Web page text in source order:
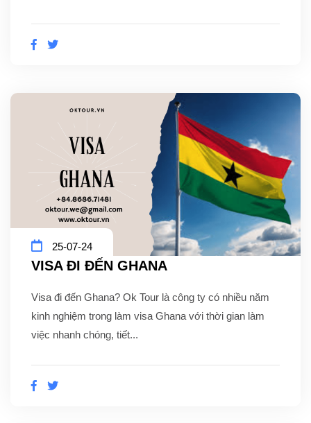
25-07-24
VISA ĐI ĐẾN GHANA
Visa đi đến Ghana? Ok Tour là công ty có nhiều năm
kinh nghiệm trong làm visa Ghana với thời gian làm
việc nhanh chóng, tiết...